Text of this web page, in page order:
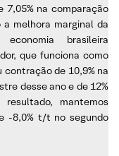
7,05% na comparação
melhora marginal da
brasileira
que funciona como
contração de 10,9% na
desse ano e de 12%
mantemos
-8,0% t/t no segundo